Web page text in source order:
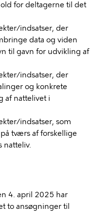
for deltagerne til det
indsatser, der
data og viden
til gavn for udvikling af
indsatser, der
og konkrete
af nattelivet i
indsatser, som
tværs af forskellige
natteliv.
4. april 2025 har
to ansøgninger til